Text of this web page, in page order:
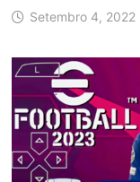
Setembro 4, 2022